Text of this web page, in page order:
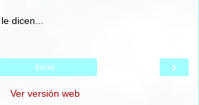
dicen...
›
Inicio
Ver versión web